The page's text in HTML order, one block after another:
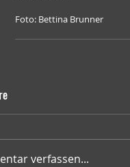
Foto: Bettina Brunner
verfassen...